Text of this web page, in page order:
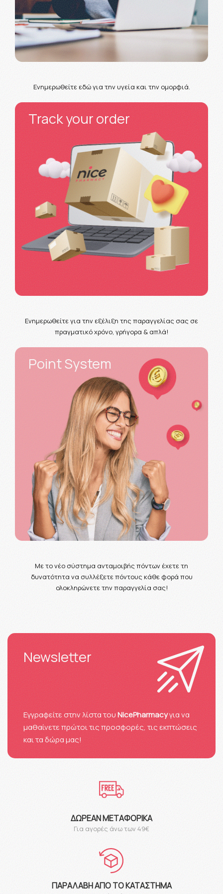
Ενημερωθείτε εδώ για την υγεία και την ομορφιά.
Track your order
Ενημερωθείτε για την εξέλιξη της παραγγελίας σας σε
πραγματικό χρόνο, γρήγορα & απλά!
Point System
Με το νέο σύστημα ανταμοιβής πόντων έχετε τη
δυνατότητα να συλλέξετε πόντους κάθε φορά που
ολοκληρώνετε την παραγγελία σας!
Newsletter
Eγγραφείτε στην λίστα τουNicePharmacyγια να
μαθαίνετε πρώτοι τις προσφορές, τις εκπτώσεις
και τα δώρα μας!
ΔΩΡΕΆΝ ΜΕΤΑΦΟΡΙΚΆ
Για αγορές άνω των 49€
ΠΑΡΑΛΑΒΉ ΑΠΌ ΤΟ ΚΑΤΆΣΤΗΜΑ